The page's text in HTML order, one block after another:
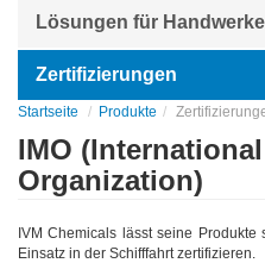
Lösungen für
Zertifizierungen
Startseite Produkte
IMO
Organization)
IVM Chemicals lässt seine
Einsatz in der Schifffahrt zertifizieren.